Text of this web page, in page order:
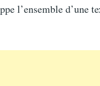
l’ensemble d’une